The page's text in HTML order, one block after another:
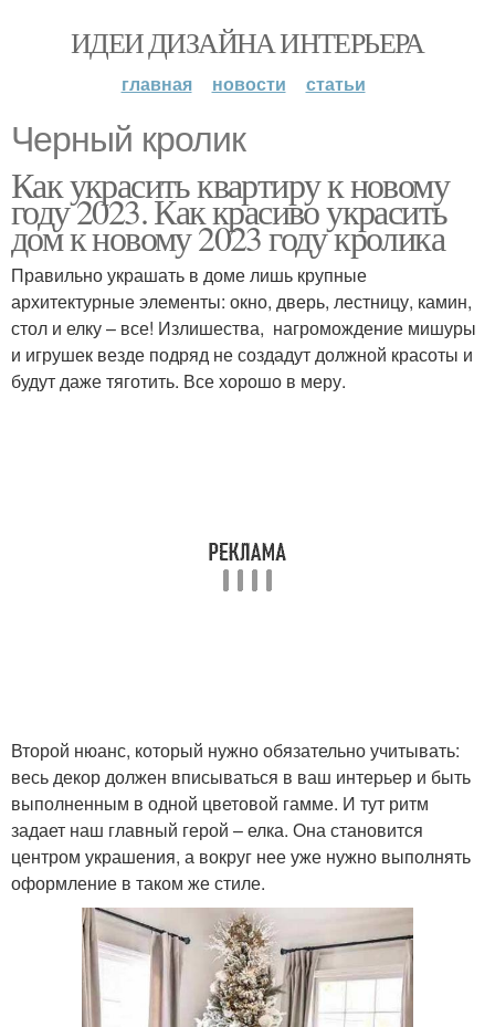
ИДЕИ ДИЗАЙНА ИНТЕРЬЕРА
главная новости статьи
Черный кролик
Как украсить квартиру к новому
году 2023. Как красиво украсить
дом к новому 2023 году кролика
Правильно украшать в доме лишь крупные
архитектурные элементы: окно, дверь, лестницу, камин,
стол и елку – все! Излишества, нагромождение мишуры
и игрушек везде подряд не создадут должной красоты и
будут даже тяготить. Все хорошо в меру.
Второй нюанс, который нужно обязательно учитывать:
весь декор должен вписываться в ваш интерьер и быть
выполненным в одной цветовой гамме. И тут ритм
задает наш главный герой – елка. Она становится
центром украшения, а вокруг нее уже нужно выполнять
оформление в таком же стиле.